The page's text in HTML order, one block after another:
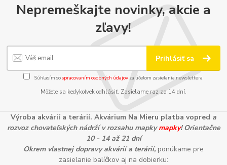
Nepremeškajte novinky, akcie a
zľavy!
Prihlásiť sa
Súhlasím sospracovaním osobných údajov za účelom zasielania newslettera.
Môžete sa kedykoľvek odhlásiť. Zasielame raz za 14 dní.
Výroba akvárií a terárií. Akvárium Na Mieru platba vopred a
rozvoz chovateľských nádrží v rozsahu mapkymapky! Orientačne
10 - 14 až 21 dní
Okrem vlastnej dopravy akvárií a terárií, ponúkame pre
zasielanie balíčkov aj na dobierku: